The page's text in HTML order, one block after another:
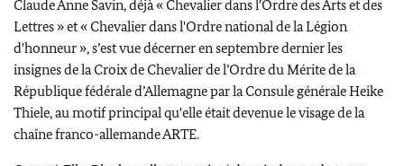
Claude Anne Savin, déjà « Chevalier dans l'Ordre des Arts et des
Lettres » et « Chevalier dans l'Ordre national de la Légion
d'honneur », s’est vue décerner en septembre dernier les
insignes de la Croix de Chevalier de l’Ordre du Mérite de la
République fédérale d’Allemagne par la Consule générale Heike
Thiele, au motif principal qu'elle était devenue le visage de la
chaîne franco-allemande ARTE.